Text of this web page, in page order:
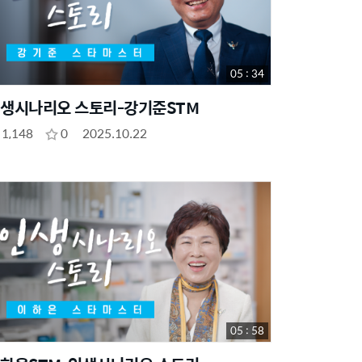
시나리오 스토리-강기준STM
1,148 0 2025.10.22
05 : 34
05 : 58